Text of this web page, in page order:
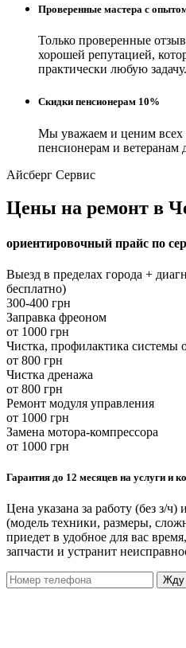
Проверенные мастера с
Только проверенные
хорошей репутацией,
практически любую задачу.
Скидки пенсионерам 10%
Мы уважаем и ценим всех
пенсионерам и ветеранам
Айсберг Сервис
Цены на ремонт в
ориентировочный прайс по
Выезд в пределах города +
бесплатно)
300-400 грн
Заправка фреоном
от 1000 грн
Чистка, профилактика системы
от 800 грн
Чистка дренажа
от 800 грн
Ремонт модуля управления
от 1000 грн
Замена мотора-компрессора
от 1000 грн
Гарантия до 12 месяцев на услуги и
Цена указана за работу (без з/
(модель техники, размеры,
приедет в удобное для вас
запчасти и устранит
Жду